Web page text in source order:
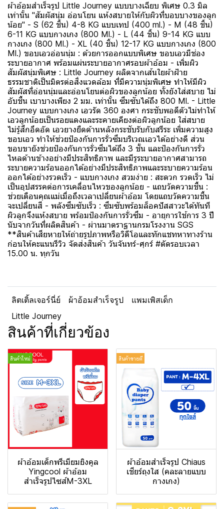
ผ้าอ้อมสำเร็จรูป Little Journey แบบบางเฉียบ พิเศษ 0.3 มิล
เท่านั้น "สัมผัสนุ่ม อ่อนโยน แห้งสบายให้กับผิวที่บอบบางของลูก
น้อย" - S (62 ชิ้น) 4-8 KG แบบเทป (400 ml.) - M (48 ชิ้น)
6-11 KG แบบกางเกง (800 Ml.) - L (44 ชิ้น) 9-14 KG แบบ
กางเกง (800 Ml.) - XL (40 ชิ้น) 12-17 KG แบบกางเกง (800
Ml.) ขอบเอวอ่อนนุ่ม : ด้วยการออกแบบพิเศษ ขอบเอวมีช่อง
ระบายอากาศ พร้อมแผ่นระบายอากาศรอบผ้าอ้อม - เพิ่มผิว
สัมผัสนุ่มพิเศษ : Little Journey ผลิตจากเส้นใยผ้าฝ้าย
ธรรมชาติเป็นมิตรต่อสิ่งแวดล้อม ที่มีความนุ่มพิเศษ ทำให้มีผิว
สัมผัสที่อ่อนนุ่มและอ่อนโยนต่อผิวของลูกน้อย ทั้งยังใส่สบาย ไม่
อับชื้น เบาบางเพียง 2 มม. เท่านั้น ซึมซับได้ถึง 800 Ml. - Little
Journey แบบกางเกง เอวรัด 360 องศา กระชับพอดีตัวไม่ทำให้
เอวลูกน้อยเป็นรอยแดงและระคายเคียงต่อผิวลูกน้อย ใส่สบาย
ไม่รู้สึกอึดอัด เอวยางยืดด้านหลังกระชับรับกับสรีระ เพิ่มความสูง
ขอบเอว ทำให้ช่วยป้องกันการรั่วซึมบริเวณเอวได้อย่างดี ส่วน
ขอบขายังช่วยป้องกันการรั่วซึมได้ถึง 3 ชั้น และป้องกันการรั่ว
ไหลด้านข้างอย่างมีประสิทธิภาพ และมีรูระบายอากาศสามารถ
ระบายความร้อนออกได้อย่างมีประสิทธิภาพและระบายความร้อน
ออกได้อย่างรวดเร็ว - แบบกางเกง สวมง่าย : สะดวก รวดเร็ว ไม่
เป็นอุปสรรคต่อการเคลื่อนไหวของลูกน้อย - แถบวัดความชื้น :
ช่วยเตือนคุณแม่เมื่อถึงเวลาเปลี่ยนผ้าอ้อม โดยแถบวัดความชื้น
จะเปลี่ยนสี - พลังซึมซับเร็ว : ซึมซับพร้อมล็อคปัสสาวะได้ทันที
ผิวลูกจึงแห้งสบาย พร้อมป้องกันการรั่วซึม - อายุการใช้การ 3 ปี
นับจากวันที่ผลิตสินค้า - ผ่านมาตราฐานกรมโรงงาน SGS
**สินค้าเสียหายให้ถ่ายรูปภาพหรือวิดีโอและทักแชทหาทางร้าน
ก่อนให้คะแนนรีวิว จัดส่งสินค้า วันจันทร์-ศุกร์ #ตัดรอบเวลา
15.00 น. ทุกวัน
ลิตเติ้ลเจอร์นี่ย์ ผ้าอ้อมสำเร็จรูป
แพมเพิสเด็ก
Little Journey
สินค้าที่เกี่ยวข้อง
สินค้าใหม่
ผ้าอ้อมเด็กพรีเมียมยิงคูล
Yingcool ผ้าอ้อม
สำเร็จรูปไซส์M-3XL
สินค้าขายดี
ผ้าอ้อมสำเร็จรูป Chiaus
เชียร์ถุงใส (คละลายแบบ
กางเกง)